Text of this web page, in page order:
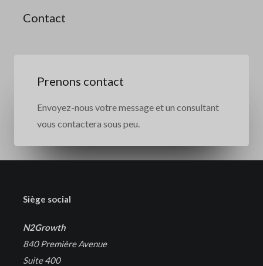
Contact
Prenons contact
Envoyez-nous votre message et un consultant
vous contactera sous peu.
Siège social
N2Growth
840 Première Avenue
Suite 400